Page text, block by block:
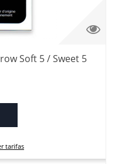
Soft 5 / Sweet 5
tarifas